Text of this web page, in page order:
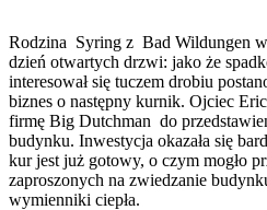
Rodzina Syring z Bad Wildungen w
dzień otwartych drzwi: jako że
interesował się tuczem drobiu
biznes o następny kurnik. Ojciec
firmę Big Dutchman do
budynku. Inwestycja okazała się
kur jest już gotowy, o czym mogło
zaproszonych na zwiedzanie
wymienniki ciepła.